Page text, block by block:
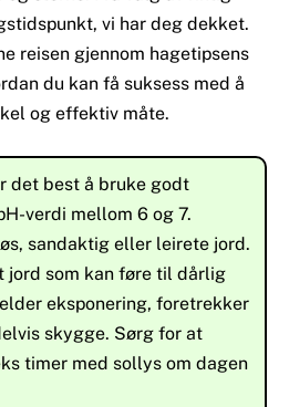
vi har deg dekket.
reisen gjennom hagetipsens
du kan få suksess med å
og effektiv måte.
det best å bruke godt
verdi mellom 6 og 7.
sandaktig eller leirete jord.
jord som kan føre til dårlig
eksponering, foretrekker
skygge. Sørg for at
timer med sollys om dagen